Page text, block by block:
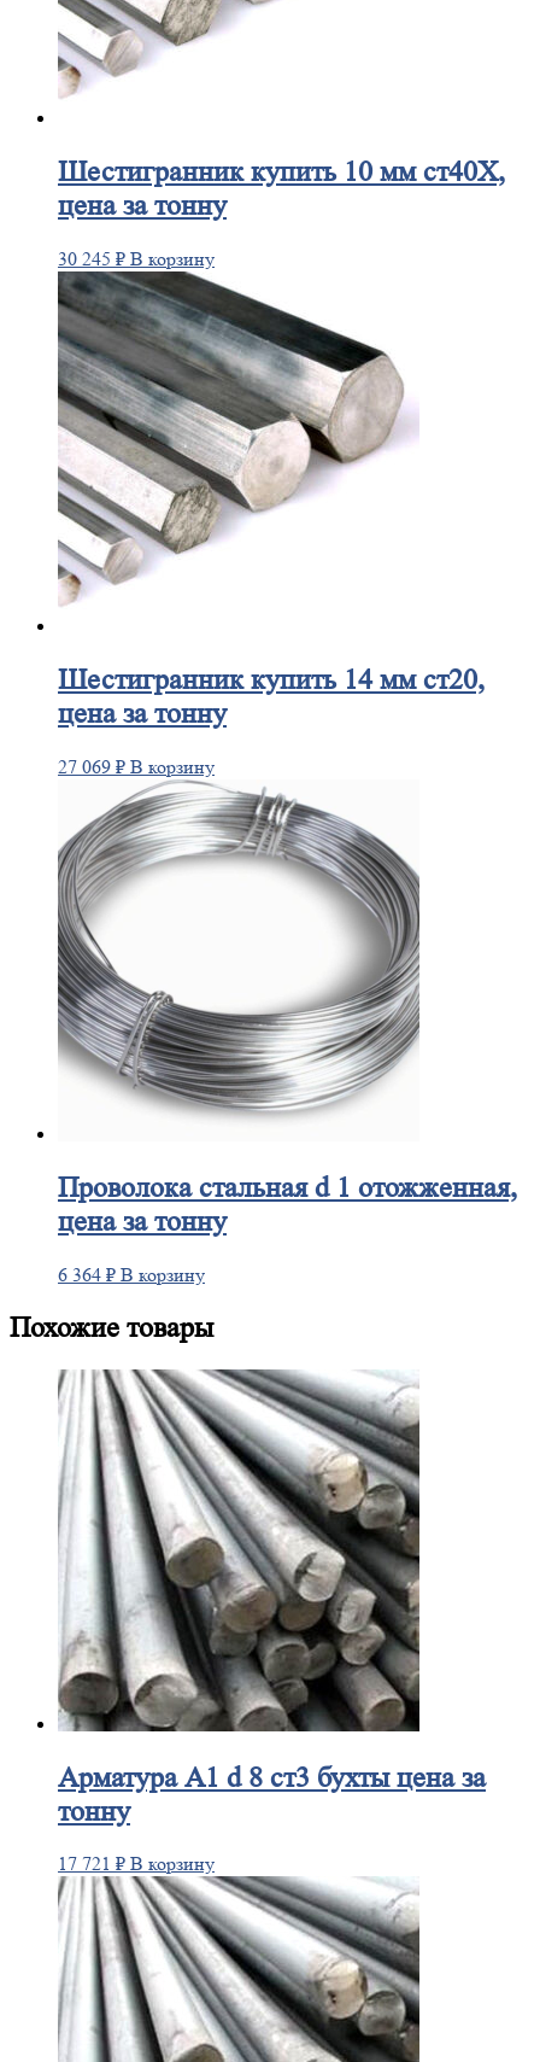
Шестигранниккупить 10 мм ст40Х,
цена за тонну
30 245 ₽ В корзину
Шестигранниккупить 14 мм ст20,
цена за тонну
27 069 ₽ В корзину
Проволокастальная d 1 отожженная,
цена за тонну
6 364 ₽ В корзину
Похожие товары
АрматураА1 d 8 ст3 бухты цена за
тонну
17 721 ₽ В корзину